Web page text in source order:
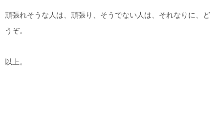
頑張れそうな人は、頑張り、そうでない人は、それなりに、ど
うぞ。
以上。